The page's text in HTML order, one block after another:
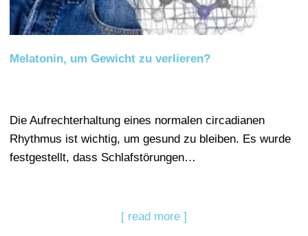
Melatonin, um Gewicht zu verlieren?
Die Aufrechterhaltung eines normalen circadianen
Rhythmus ist wichtig, um gesund zu bleiben. Es wurde
festgestellt, dass Schlafstörungen…
[ read more ]